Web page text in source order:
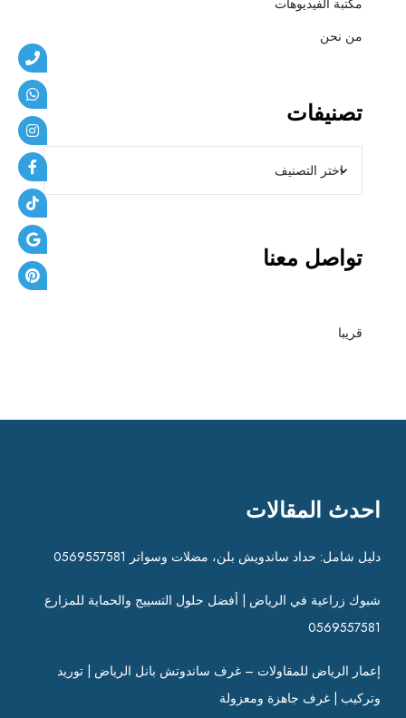
مكتبة الفيديوهات
من نحن
تصنيفات
تواصل معنا
قريبا
احدث المقالات
دليل شامل: حداد ساندويش بلن، مضلات وسواتر 0569557581
شبوك زراعية في الرياض | أفضل حلول التسييج والحماية للمزارع
0569557581
إعمار الرياض للمقاولات – غرف ساندوتش بانل الرياض | توريد
وتركيب | غرف جاهزة ومعزولة